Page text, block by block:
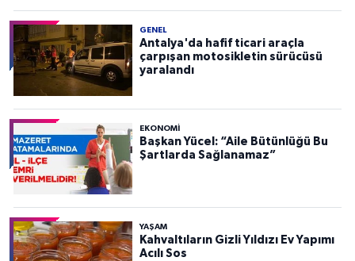
GENEL
Antalya'da hafif ticari araçla
çarpışan motosikletin sürücüsü
yaralandı
EKONOMI
Başkan Yücel: “Aile Bütünlüğü Bu
Şartlarda Sağlanamaz”
YAŞAM
Kahvaltıların Gizli Yıldızı Ev Yapımı
Acılı Sos